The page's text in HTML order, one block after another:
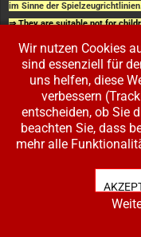
im Sinne der
⇒ They are suitable not for
context of toy regulations.
INFORMATIONEN
IMPRESSUM
AGB UND
KUNDENINFORMATIONEN
WIDERRUFSRECHT
DATENSCHUTZERKLÄRUNG
ZAHLUNG UND VERSAND
Wir nutzen Cookies
sind essenziell für
uns helfen, diese
verbessern
entscheiden, ob Sie
beachten Sie, dass
mehr alle